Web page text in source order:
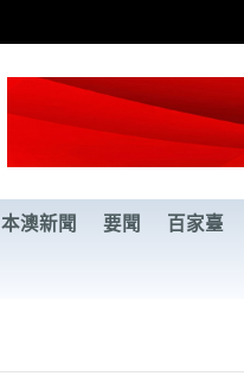
本澳新聞 要聞 百家臺